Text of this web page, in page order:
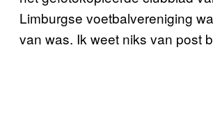
Limburgse voetbalvereniging
van was. Ik weet niks van post